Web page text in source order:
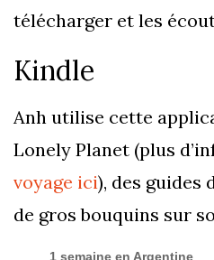
télécharger et les
Kindle
Anh utilise cette
Lonely Planet (plus
voyage ici), des guides
de gros bouquins sur
1 semaine en Argentine